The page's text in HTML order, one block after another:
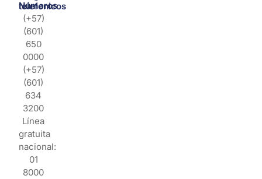
Números telefonicos
(+57)
(601)
650
0000
(+57)
(601)
634
3200
Línea
gratuita
nacional:
01
8000